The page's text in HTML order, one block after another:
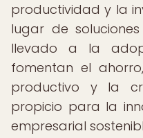
productividad y la
lugar de
llevado a la
fomentan el
productivo y la
propicio para la
empresarial